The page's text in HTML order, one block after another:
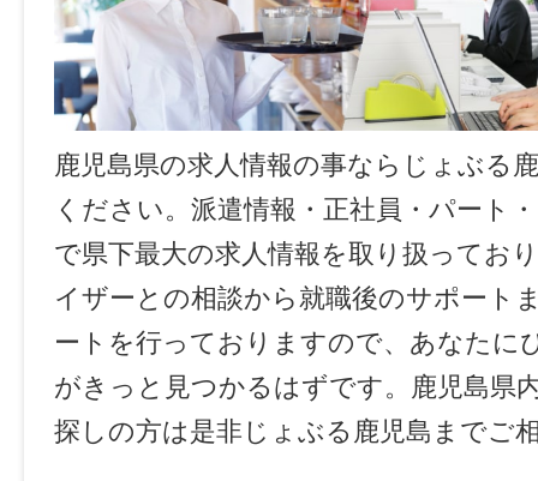
鹿児島県の求人情報の事ならじょぶる
ください。派遣情報・正社員・パート
で県下最大の求人情報を取り扱ってお
イザーとの相談から就職後のサポート
ートを行っておりますので、あなたに
がきっと見つかるはずです。鹿児島県
探しの方は是非じょぶる鹿児島までご